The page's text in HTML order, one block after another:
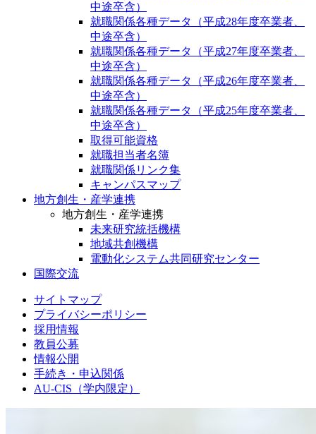
中途卒含）
就職関係各種データ（平成28年度卒業者、
中途卒含）
就職関係各種データ（平成27年度卒業者、
中途卒含）
就職関係各種データ（平成26年度卒業者、
中途卒含）
就職関係各種データ（平成25年度卒業者、
中途卒含）
取得可能資格
就職担当者名簿
就職関係リンク集
キャンパスマップ
地方創生・産学連携
地方創生・産学連携
未来研究統括機構
地域共創機構
電動化システム共同研究センター
国際交流
サイトマップ
プライバシーポリシー
採用情報
教員公募
情報公開
手続き・申込関係
AU-CIS（学内限定）